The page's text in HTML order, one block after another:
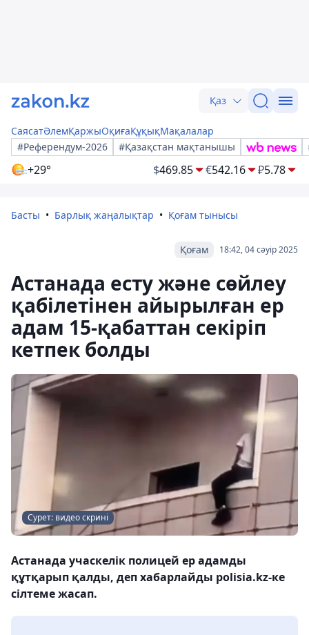
Қаз
СаясатӘлемҚаржыОқиғаҚұқықМақалалар
#Референдум-2026
#Қазақстан мақтанышы
+29° $469.85 €542.16 ₽5.78
Басты Барлық жаңалықтар Қоғам тынысы
18:42, 04 сәуір 2025
Қоғам
Астанада есту және сөйлеу
қабілетінен айырылған ер
адам 15-қабаттан секіріп
кетпек болды
Сурет: видео скрині
Астанада учаскелік полицей ер адамды
құтқарып қалды, деп хабарлайды polisia.kz-ке
сілтеме жасап.